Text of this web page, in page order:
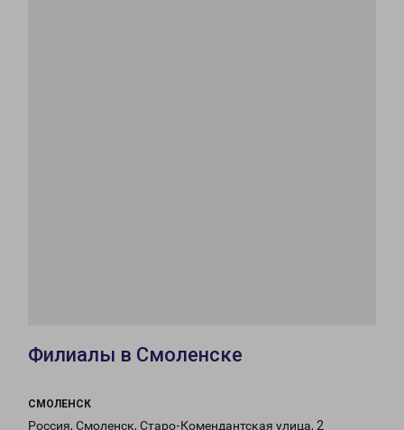
Филиалы в Смоленске
СМОЛЕНСК
Россия, Смоленск, Старо-Комендантская улица, 2